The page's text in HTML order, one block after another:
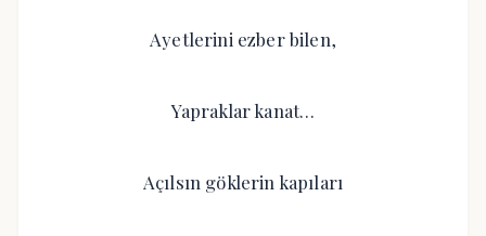
Ayetlerini ezber bilen,
Yapraklar kanat…
Açılsın göklerin kapıları